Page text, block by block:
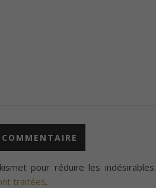
pour réduire les indésirables.
traitées.